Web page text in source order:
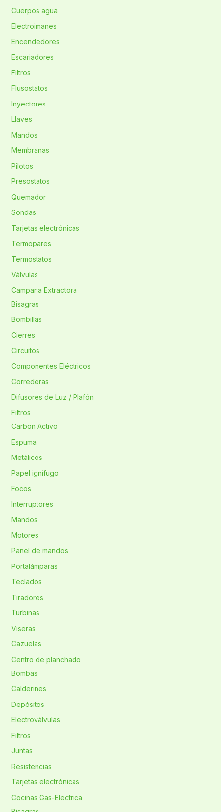
Cuerpos agua
Electroimanes
Encendedores
Escariadores
Filtros
Flusostatos
Inyectores
Llaves
Mandos
Membranas
Pilotos
Presostatos
Quemador
Sondas
Tarjetas electrónicas
Termopares
Termostatos
Válvulas
Campana Extractora
Bisagras
Bombillas
Cierres
Circuitos
Componentes Eléctricos
Correderas
Difusores de Luz / Plafón
Filtros
Carbón Activo
Espuma
Metálicos
Papel ignífugo
Focos
Interruptores
Mandos
Motores
Panel de mandos
Portalámparas
Teclados
Tiradores
Turbinas
Viseras
Cazuelas
Centro de planchado
Bombas
Calderines
Depósitos
Electroválvulas
Filtros
Juntas
Resistencias
Tarjetas electrónicas
Cocinas Gas-Electrica